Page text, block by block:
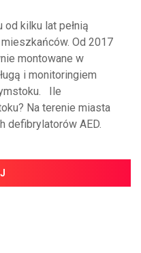
od kilku lat pełnią
Od 2017
montowane w
i monitoringiem
Ile
Na terenie miasta
defibrylatorów AED.